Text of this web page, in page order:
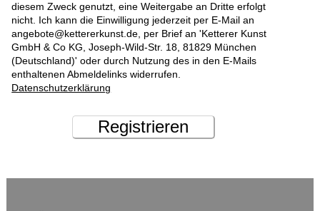
diesem Zweck genutzt, eine Weitergabe an Dritte erfolgt
nicht. Ich kann die Einwilligung jederzeit per E-Mail an
angebote@kettererkunst.de, per Brief an 'Ketterer Kunst
GmbH & Co KG, Joseph-Wild-Str. 18, 81829 München
(Deutschland)' oder durch Nutzung des in den E-Mails
enthaltenen Abmeldelinks widerrufen.
Datenschutzerklärung
Registrieren